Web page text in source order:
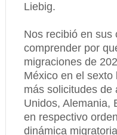
Liebig.
Nos recibió en sus
comprender por
migraciones de
México en el
más solicitudes de
Unidos, Alemania,
en respectivo
dinámica